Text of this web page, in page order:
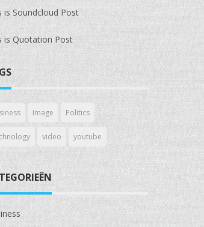
is Soundcloud Post
is Quotation Post
Image Politics
video youtube